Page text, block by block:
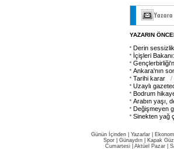
YAZARIN
Derin sessizlik
İçişleri
Ankara'nın
Tarihi karar
/
Uzaylı
Bodrum
Arabın yaşı,
Değişmeyen
Sinekten yağ
Günün İçinden Yazarlar
Spor
Günaydın Kapak
Cumartesi| Aktüel Pazar|